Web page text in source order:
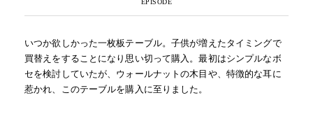
いつか欲しかった一枚板テーブル。子供が増えたタイミングで
買替えをすることになり思い切って購入。最初はシンプルなボ
セを検討していたが、ウォールナットの木目や、特徴的な耳に
惹かれ、このテーブルを購入に至りました。